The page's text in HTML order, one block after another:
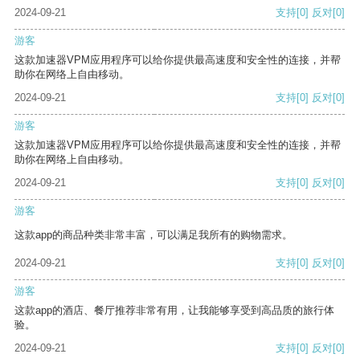
2024-09-21
支持[0] 反对[0]
游客
这款加速器VPM应用程序可以给你提供最高速度和安全性的连接，并帮
助你在网络上自由移动。
2024-09-21
支持[0] 反对[0]
游客
这款加速器VPM应用程序可以给你提供最高速度和安全性的连接，并帮
助你在网络上自由移动。
2024-09-21
支持[0] 反对[0]
游客
这款app的商品种类非常丰富，可以满足我所有的购物需求。
2024-09-21 支持[0] 反对[0]
游客
这款app的酒店、餐厅推荐非常有用，让我能够享受到高品质的旅行体
验。
2024-09-21
支持[0] 反对[0]